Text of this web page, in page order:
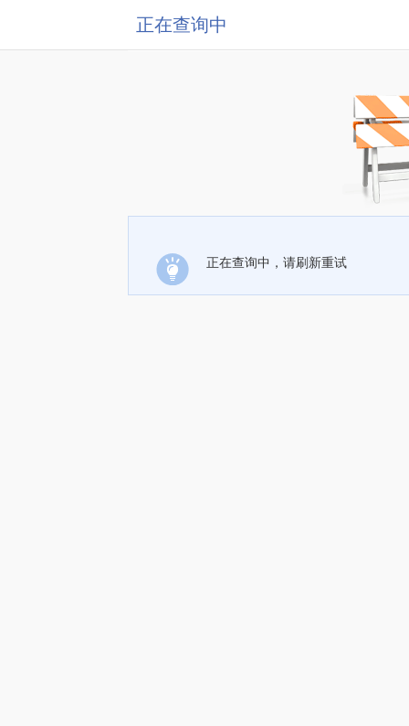
正在查询中
正在查询中，请刷新重试